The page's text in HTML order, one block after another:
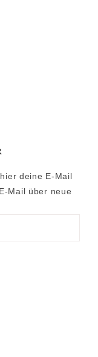
deine E-Mail
Mail über neue